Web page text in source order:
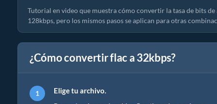
Tutorial en video que muestra cómo convertir la tasa de bits
128kbps, pero los mismos pasos se aplican para otras
¿Cómo convertir flac a 32kbps?
Elige tu archivo.